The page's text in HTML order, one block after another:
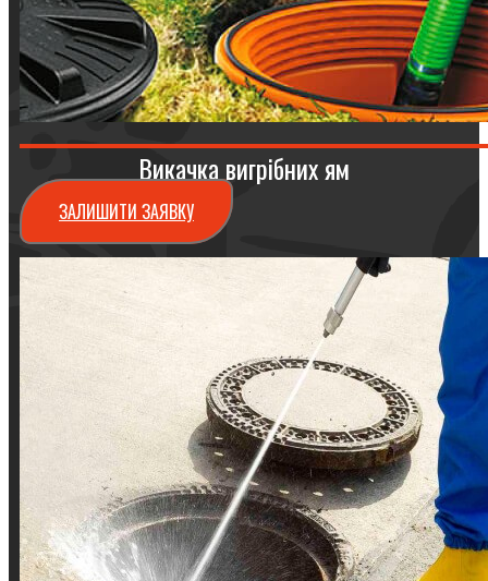
Викачка вигрібних ям
ЗАЛИШИТИ ЗАЯВКУ